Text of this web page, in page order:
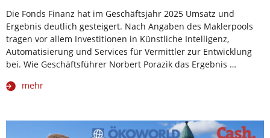
Die Fonds Finanz hat im Geschäftsjahr 2025 Umsatz und
Ergebnis deutlich gesteigert. Nach Angaben des Maklerpools
tragen vor allem Investitionen in Künstliche Intelligenz,
Automatisierung und Services für Vermittler zur Entwicklung
bei. Wie Geschäftsführer Norbert Porazik das Ergebnis …
mehr